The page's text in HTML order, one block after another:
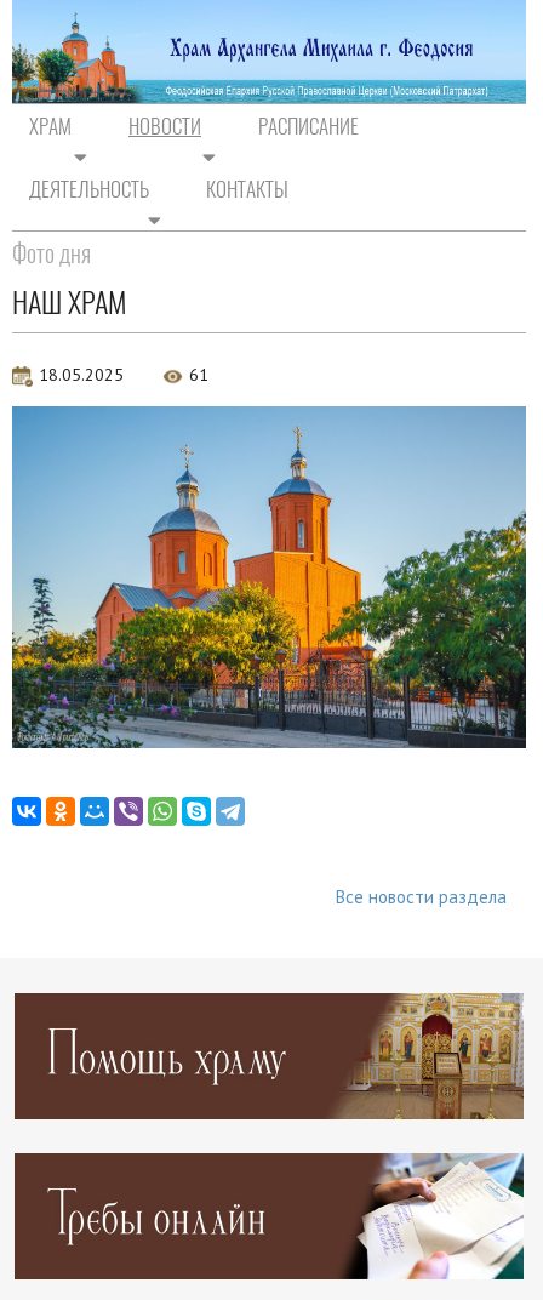
ХРАМ НОВОСТИ РАСПИСАНИЕ
ДЕЯТЕЛЬНОСТЬ КОНТАКТЫ
Фото дня
НАШ ХРАМ
18.05.2025 61
Все новости раздела